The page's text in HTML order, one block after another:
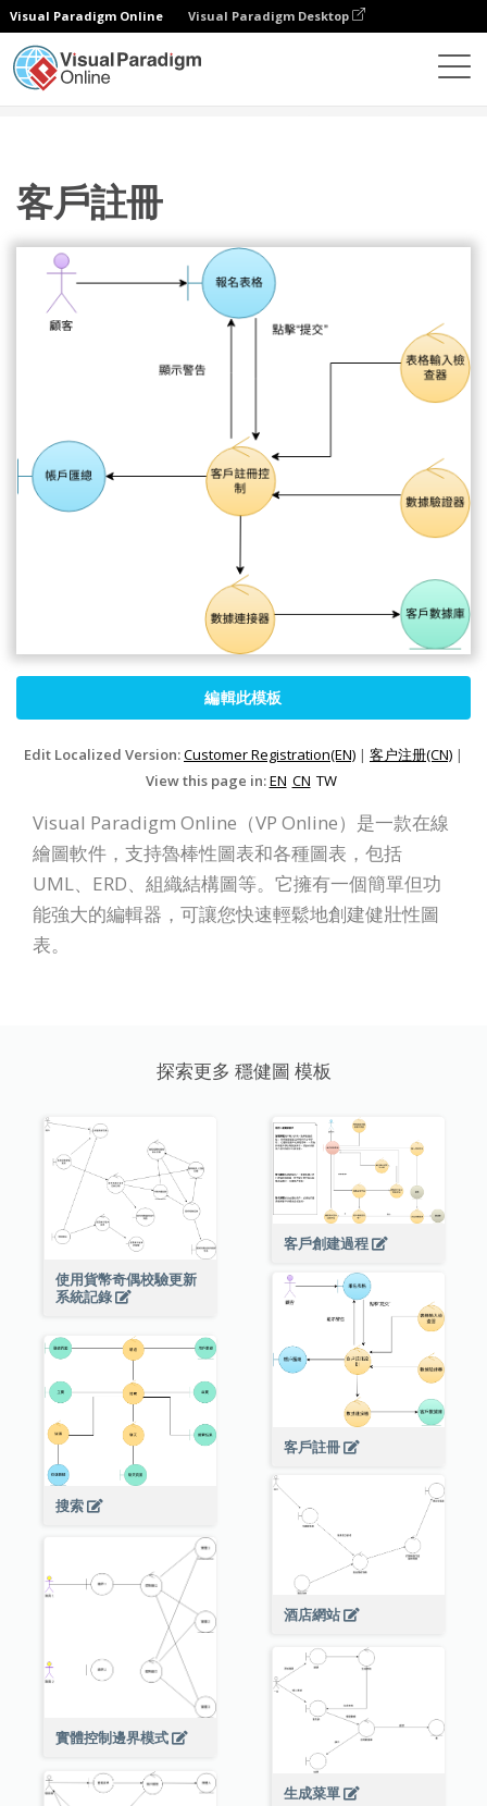
Visual Paradigm Online Visual Paradigm Desktop
客戶註冊
編輯此模板
Edit Localized Version:Customer Registration(EN) | 客户注册(CN) |
View this page in:EN CN TW
Visual Paradigm Online（VP Online）是一款在線
繪圖軟件，支持魯棒性圖表和各種圖表，包括
UML、ERD、組織結構圖等。它擁有一個簡單但功
能強大的編輯器，可讓您快速輕鬆地創建健壯性圖
表。
探索更多 穩健圖 模板
使用貨幣奇偶校驗更新
系統記錄
客戶創建過程
客戶註冊
搜索
酒店網站
實體控制邊界模式
生成菜單